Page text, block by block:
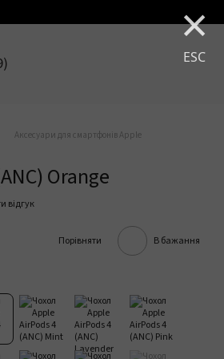
×
ESC
Аксесуари для смартфонів Apple
Orange
відгук
Порівняти В бажання